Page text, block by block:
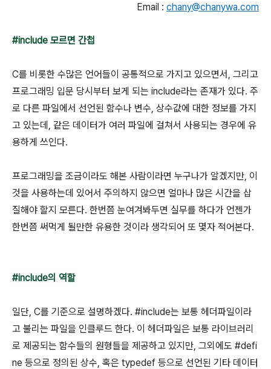
Email : chany@chanywa.com
#include 모르면 간첩
C를 비롯한 수많은 언어들이 공통적으로 가지고 있으면서, 그리고
프로그래밍 입문 당시부터 보게 되는 include라는 존재가 있다. 주
로 다른 파일에서 선언된 함수나 변수, 상수값에 대한 정보를 가지
고 있는데, 같은 데이터가 여러 파일에 걸쳐서 사용되는 경우에 유
용하게 쓰인다.
프로그래밍을 조금이라도 해본 사람이라면 누구나가 알겠지만, 이
것을 사용하는데 있어서 주의하지 않으면 얼마나 많은 시간을 삽
질해야 할지 모른다. 한번쯤 눈여겨봐두면 실무를 하다가 언젠가
한번쯤 써먹게 될만한 유용한 것이라 생각되어 또 몇자 적어본다.
#include의 역할
일단, C를 기준으로 설명하겠다. #include는 보통 헤더파일이라
고 불리는 파일을 인클루드 한다. 이 헤더파일은 보통 라이브러리
로 제공되는 함수들의 원형들을 제공하고 있지만, 그외에도 #defi
ne 등으로 정의된 상수, 혹은 typedef 등으로 선언된 기타 데이터